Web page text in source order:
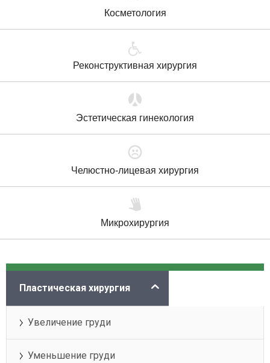
Косметология
Реконструктивная хирургия
Эстетическая гинекология
Челюстно-лицевая хирургия
Микрохирургия
Категории
Пластическая хирургия
Увеличение груди
Уменьшение груди